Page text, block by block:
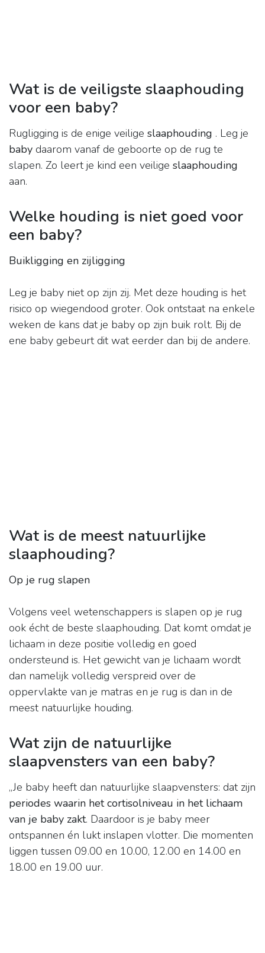
Wat is de veiligste slaaphouding
voor een baby?
Rugligging is de enige veilige slaaphouding . Leg je
baby daarom vanaf de geboorte op de rug te
slapen. Zo leert je kind een veilige slaaphouding
aan.
Welke houding is niet goed voor
een baby?
Buikligging en zijligging
Leg je baby niet op zijn zij. Met deze houding is het
risico op wiegendood groter. Ook ontstaat na enkele
weken de kans dat je baby op zijn buik rolt. Bij de
ene baby gebeurt dit wat eerder dan bij de andere.
Wat is de meest natuurlijke
slaaphouding?
Op je rug slapen
Volgens veel wetenschappers is slapen op je rug
ook écht de beste slaaphouding. Dat komt omdat je
lichaam in deze positie volledig en goed
ondersteund is. Het gewicht van je lichaam wordt
dan namelijk volledig verspreid over de
oppervlakte van je matras en je rug is dan in de
meest natuurlijke houding.
Wat zijn de natuurlijke
slaapvensters van een baby?
,,Je baby heeft dan natuurlijke slaapvensters: dat zijn
periodes waarin het cortisolniveau in het lichaam
van je baby zakt. Daardoor is je baby meer
ontspannen én lukt inslapen vlotter. Die momenten
liggen tussen 09.00 en 10.00, 12.00 en 14.00 en
18.00 en 19.00 uur.